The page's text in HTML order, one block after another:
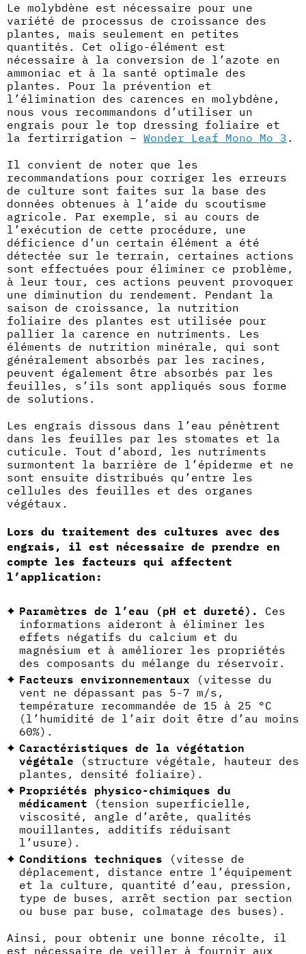
Le molybdène est nécessaire pour une
variété de processus de croissance des
plantes, mais seulement en petites
quantités. Cet oligo-élément est
nécessaire à la conversion de l’azote en
ammoniac et à la santé optimale des
plantes. Pour la prévention et
l’élimination des carences en molybdène,
nous vous recommandons d’utiliser un
engrais pour le top dressing foliaire et
la fertirrigation – Wonder Leaf Mono Mo 3 .
Il convient de noter que les
recommandations pour corriger les erreurs
de culture sont faites sur la base des
données obtenues à l’aide du scoutisme
agricole. Par exemple, si au cours de
l’exécution de cette procédure, une
déficience d’un certain élément a été
détectée sur le terrain, certaines actions
sont effectuées pour éliminer ce problème,
à leur tour, ces actions peuvent provoquer
une diminution du rendement. Pendant la
saison de croissance, la nutrition
foliaire des plantes est utilisée pour
pallier la carence en nutriments. Les
éléments de nutrition minérale, qui sont
généralement absorbés par les racines,
peuvent également être absorbés par les
feuilles, s’ils sont appliqués sous forme
de solutions.
Les engrais dissous dans l’eau pénètrent
dans les feuilles par les stomates et la
cuticule. Tout d’abord, les nutriments
surmontent la barrière de l’épiderme et ne
sont ensuite distribués qu’entre les
cellules des feuilles et des organes
végétaux.
Lors du traitement des cultures avec des
engrais, il est nécessaire de prendre en
compte les facteurs qui affectent
l’application:
Paramètres de l’eau (pH et dureté).
Ces
informations aideront à éliminer les
effets négatifs du calcium et du
magnésium et à améliorer les propriétés
des composants du mélange du réservoir.
Facteurs environnementaux (vitesse du
vent ne dépassant pas 5-7 m/s,
température recommandée de 15 à 25 °C
(l’humidité de l’air doit être d’au moins
60%).
Caractéristiques de la végétation
végétale (structure végétale, hauteur des
plantes, densité foliaire).
Propriétés physico-chimiques du
médicament (tension superficielle,
viscosité, angle d’arête, qualités
mouillantes, additifs réduisant
l’usure).
Conditions techniques (vitesse de
déplacement, distance entre l’équipement
et la culture, quantité d’eau, pression,
type de buses, arrêt section par section
ou buse par buse, colmatage des buses).
Ainsi, pour obtenir une bonne récolte, il
est nécessaire de veiller à fournir aux